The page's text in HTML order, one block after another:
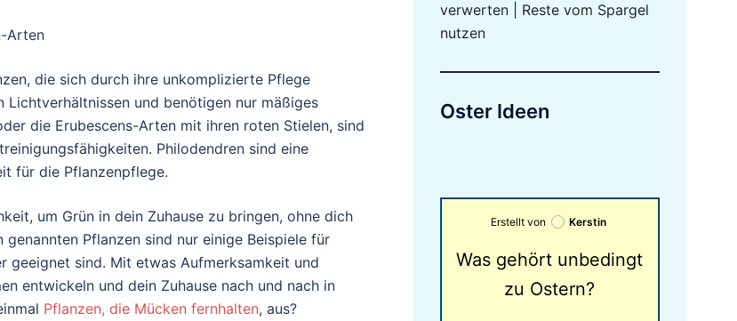
Arten
die sich durch ihre unkomplizierte Pflege
und benötigen nur mäßiges
die Erubescens-Arten mit ihren roten Stielen, sind
Philodendren sind eine
für die Pflanzenpflege.
um Grün in dein Zuhause zu bringen, ohne dich
Pflanzen sind nur einige Beispiele für
geeignet sind. Mit etwas Aufmerksamkeit und
entwickeln und dein Zuhause nach und nach in
Pflanzen, die Mücken fernhalten, aus?
verwerten | Reste vom Spargel
nutzen
Oster Ideen
Erstellt von Kerstin
Was gehört unbedingt
zu Ostern?